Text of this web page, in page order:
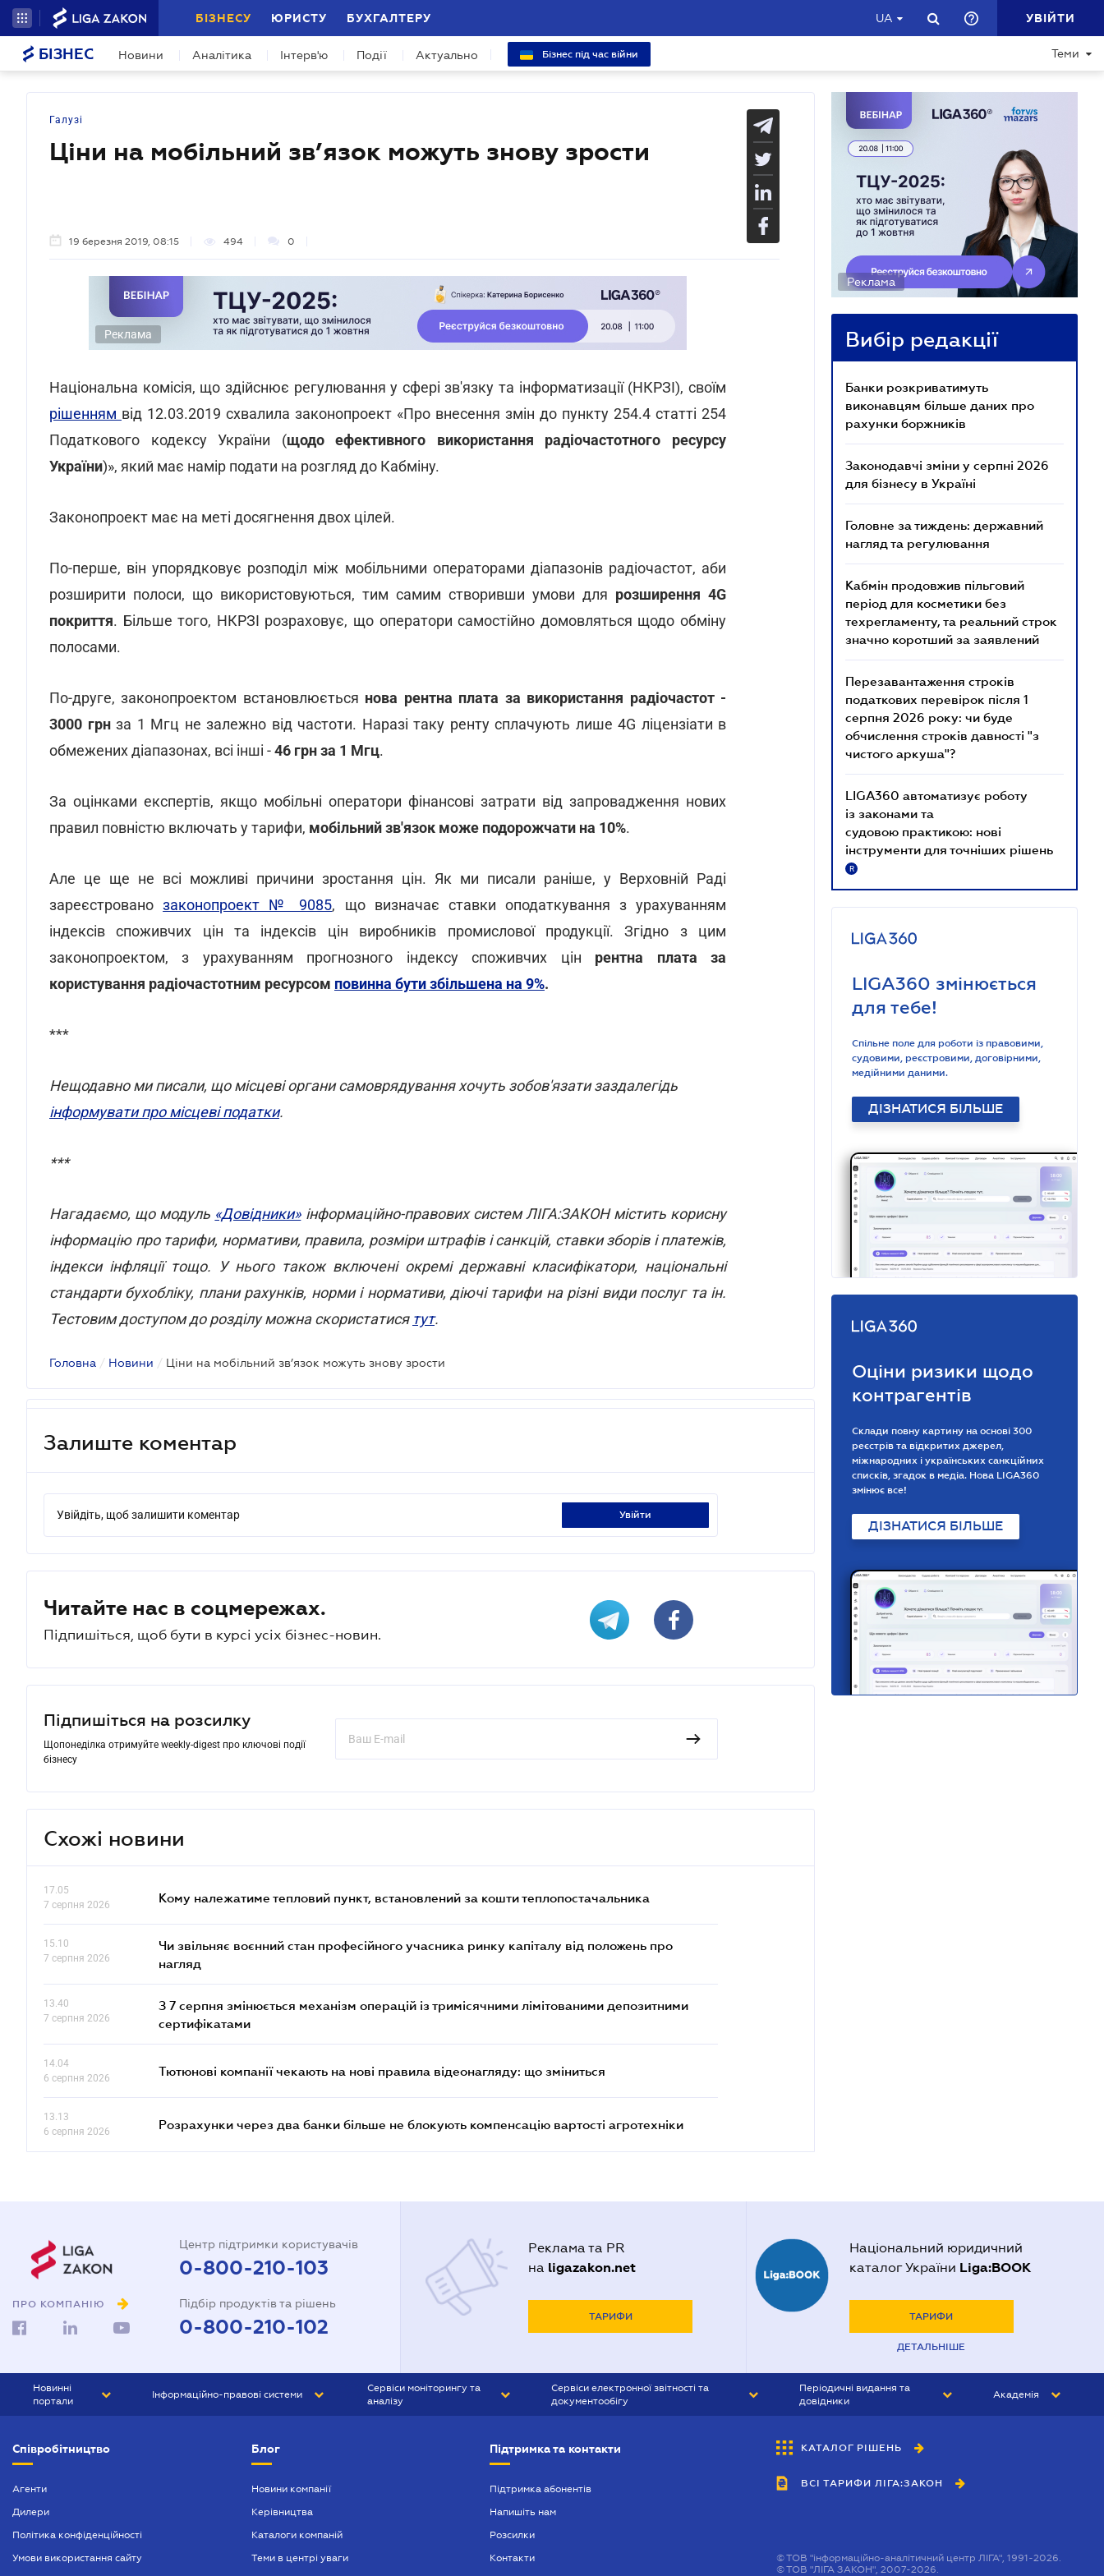
БІЗНЕСУ ЮРИСТУ БУХГАЛТЕРУ UA УВІЙТИ
БІЗНЕС Новини Аналітика Інтерв'ю Події Актуально Бізнес під час війни Теми
Галузі
Ціни на мобільний зв’язок можуть знову зрости
19 березня 2019, 08:15 494 0
Реклама
Національна комісія, що здійснює регулювання у сфері зв'язку та інформатизації (НКРЗІ), своїм
рішенням від 12.03.2019 схвалила законопроект «Про внесення змін до пункту 254.4 статті 254
Податкового кодексу України (щодо ефективного використання радіочастотного ресурсу
України)», який має намір подати на розгляд до Кабміну.
Законопроект має на меті досягнення двох цілей.
По-перше, він упорядковує розподіл між мобільними операторами діапазонів радіочастот, аби
розширити полоси, що використовуються, тим самим створивши умови для розширення 4G
покриття. Більше того, НКРЗІ розраховує, що оператори самостійно домовляться щодо обміну
полосами.
По-друге, законопроектом встановлюється нова рентна плата за використання радіочастот -
3000 грнза 1 Мгц не залежно від частоти. Наразі таку ренту сплачують лише 4G ліцензіати в
обмежених діапазонах, всі інші -46 грн за 1 Мгц.
За оцінками експертів, якщо мобільні оператори фінансові затрати від запровадження нових
правил повністю включать у тарифи, мобільний зв'язок може подорожчати на 10%.
Але це ще не всі можливі причини зростання цін. Як ми писали раніше, у Верховній Раді
зареєстрованозаконопроект № 9085, що визначає ставки оподаткування з урахуванням
індексів споживчих цін та індексів цін виробників промислової продукції. Згідно з цим
законопроектом, з урахуванням прогнозного індексу споживчих цін рентна плата за
користування радіочастотним ресурсом повинна бути збільшена на 9%.
***
Нещодавно ми писали, що місцеві органи самоврядування хочуть зобов'язати заздалегідь
інформувати про місцеві податки.
***
Нагадаємо, що модуль «Довідники»інформаційно-правових систем ЛІГА:ЗАКОН містить корисну
інформацію про тарифи, нормативи, правила, розміри штрафів і санкцій, ставки зборів і платежів,
індекси інфляції тощо. У нього також включені окремі державні класифікатори, національні
стандарти бухобліку, плани рахунків, норми і нормативи, діючі тарифи на різні види послуг та ін.
Тестовим доступом до розділу можна скористатися тут.
Головна / Новини / Ціни на мобільний зв’язок можуть знову зрости
Залиште коментар
Увійдіть, щоб залишити коментар увійти
Читайте нас в соцмережах.
Підпишіться, щоб бути в курсі усіх бізнес-новин.
Підпишіться на розсилку
Щопонеділка отримуйте weekly-digest про ключові події
бізнесу
Схожі новини
17.05
7 серпня 2026
Кому належатиме тепловий пункт, встановлений за кошти теплопостачальника
15.10
7 серпня 2026
Чи звільняє воєнний стан професійного учасника ринку капіталу від положень про
нагляд
13.40
7 серпня 2026
З 7 серпня змінюється механізм операцій із тримісячними лімітованими депозитними
сертифікатами
14.04
6 серпня 2026
Тютюнові компанії чекають на нові правила відеонагляду: що зміниться
13.13
6 серпня 2026
Розрахунки через два банки більше не блокують компенсацію вартості агротехніки
Реклама
Вибір редакції
Банки розкриватимуть
виконавцям більше даних про
рахунки боржників
Законодавчі зміни у серпні 2026
для бізнесу в Україні
Головне за тиждень: державний
нагляд та регулювання
Кабмін продовжив пільговий
період для косметики без
техрегламенту, та реальний строк
значно коротший за заявлений
Перезавантаження строків
податкових перевірок після 1
серпня 2026 року: чи буде
обчислення строків давності "з
чистого аркуша"?
LIGA360 автоматизує роботу
із законами та
судовою практикою: нові
інструменти для точніших рішень
R
LIGA360 змінюється
для тебе!
Спільне поле для роботи із правовими,
судовими, реєстровими, договірними,
медійними даними.
ДІЗНАТИСЯ БІЛЬШЕ
Оціни ризики щодо
контрагентів
Склади повну картину на основі 300
реєстрів та відкритих джерел,
міжнародних і українських санкційних
списків, згадок в медіа. Нова LIGA360
змінює все!
ДІЗНАТИСЯ БІЛЬШЕ
ПРО КОМПАНІЮ
Центр підтримки користувачів
0-800-210-103
Підбір продуктів та рішень
0-800-210-102
Реклама та PR
на ligazakon.net
ТАРИФИ
Національний юридичний
каталог України Liga:BOOK
ТАРИФИ
ДЕТАЛЬНІШЕ
Новинні
портали
БІЗНЕС
Інформаційно-правові системи
БУХГАЛТЕР ПРОФ
Сервіси моніторингу та
аналізу
Сервіси електронної звітності та
документообігу
Періодичні видання та
довідники
БУХГАЛТЕР&ЗАКОН
ВІСНИК МСФЗ
Академія
Співробітництво
Агенти
Дилери
Політика конфіденційності
Умови використання сайту
Блог
Новини компанії
Керівництва
Каталоги компаній
Теми в центрі уваги
Підтримка та контакти
Підтримка абонентів
Напишіть нам
Розсилки
Контакти
КАТАЛОГ РІШЕНЬ
ВСІ ТАРИФИ ЛІГА:ЗАКОН
©ТОВ "інформаційно-аналітичний центр ЛІГА", 1991-2026.
©ТОВ "ЛІГА ЗАКОН", 2007-2026.